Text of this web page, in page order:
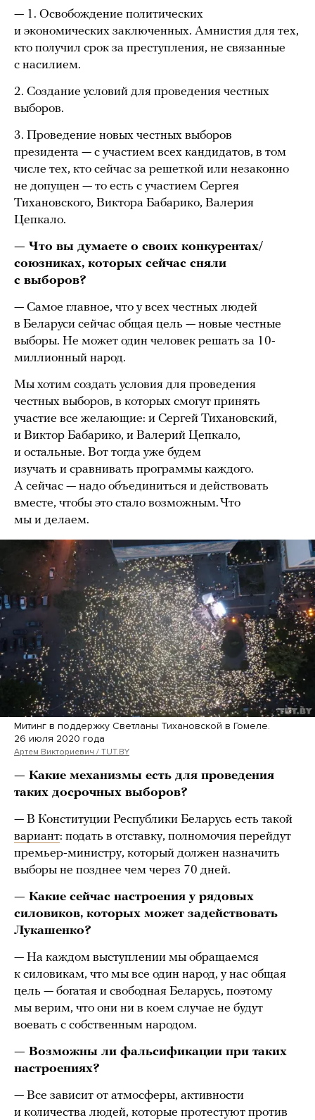
— 1. Освобождение политических
и экономических заключенных. Амнистия для тех,
кто получил срок за преступления, не связанные
с насилием.
2. Создание условий для проведения честных
выборов.
3. Проведение новых честных выборов
президента — с участием всех кандидатов, в том
числе тех, кто сейчас за решеткой или незаконно
не допущен — то есть с участием Сергея
Тихановского, Виктора Бабарико, Валерия
Цепкало.
— Что вы думаете о своих конкурентах/
союзниках, которых сейчас сняли
с выборов?
— Самое главное, что у всех честных людей
в Беларуси сейчас общая цель — новые честные
выборы. Не может один человек решать за 10-
миллионный народ.
Мы хотим создать условия для проведения
честных выборов, в которых смогут принять
участие все желающие: и Сергей Тихановский,
и Виктор Бабарико, и Валерий Цепкало,
и остальные. Вот тогда уже будем
изучать и сравнивать программы каждого.
А сейчас — надо объединиться и действовать
вместе, чтобы это стало возможным. Что
мы и делаем.
Митинг в поддержку Светланы Тихановской в Гомеле.
26 июля 2020 года
Артем Викториевич / TUT.BY
— Какие механизмы есть для проведения
таких досрочных выборов?
— В Конституции Республики Беларусь есть такой
вариант: подать в отставку, полномочия перейдут
премьер-министру, который должен назначить
выборы не позднее чем через 70 дней.
— Какие сейчас настроения у рядовых
силовиков, которых может задействовать
Лукашенко?
— На каждом выступлении мы обращаемся
к силовикам, что мы все один народ, у нас общая
цель — богатая и свободная Беларусь, поэтому
мы верим, что они ни в коем случае не будут
воевать с собственным народом.
— Возможны ли фальсификации при таких
настроениях?
— Все зависит от атмосферы, активности
и количества людей, которые протестуют против